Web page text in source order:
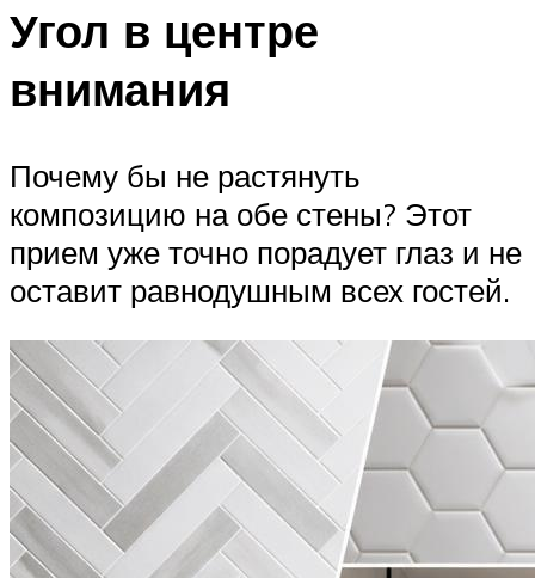
Угол в центре
внимания
Почему бы не растянуть
композицию на обе стены? Этот
прием уже точно порадует глаз и не
оставит равнодушным всех гостей.